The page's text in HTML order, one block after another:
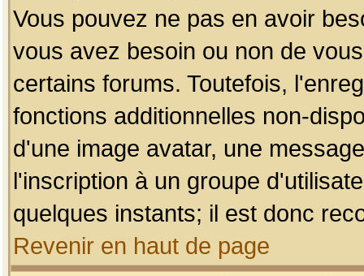
Vous pouvez ne pas en avoir
vous avez besoin ou non de
certains forums. Toutefois,
fonctions additionnelles non-
d'une image avatar, une
l'inscription à un groupe
quelques instants; il est donc
Revenir en haut de page